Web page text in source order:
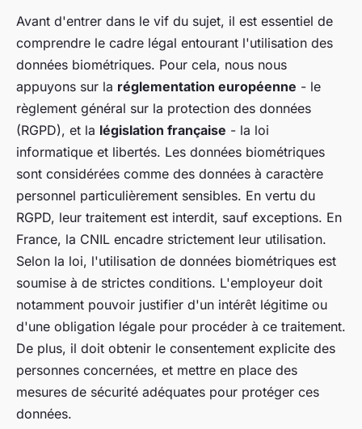
Avant d'entrer dans le vif du sujet, il est essentiel de
comprendre le cadre légal entourant l'utilisation des
données biométriques. Pour cela, nous nous
appuyons sur la réglementation européenne - le
règlement général sur la protection des données
(RGPD), et la législation française - la loi
informatique et libertés. Les données biométriques
sont considérées comme des données à caractère
personnel particulièrement sensibles. En vertu du
RGPD, leur traitement est interdit, sauf exceptions. En
France, la CNIL encadre strictement leur utilisation.
Selon la loi, l'utilisation de données biométriques est
soumise à de strictes conditions. L'employeur doit
notamment pouvoir justifier d'un intérêt légitime ou
d'une obligation légale pour procéder à ce traitement.
De plus, il doit obtenir le consentement explicite des
personnes concernées, et mettre en place des
mesures de sécurité adéquates pour protéger ces
données.